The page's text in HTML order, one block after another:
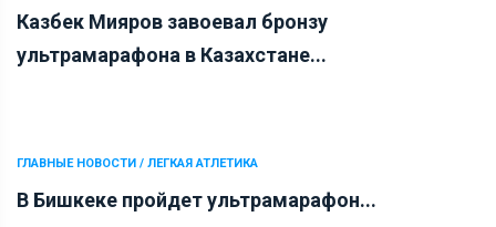
Казбек Мияров завоевал бронзу
ультрамарафона в Казахстане...
ГЛАВНЫЕ НОВОСТИ / ЛЕГКАЯ АТЛЕТИКА
В Бишкеке пройдет ультрамарафон...